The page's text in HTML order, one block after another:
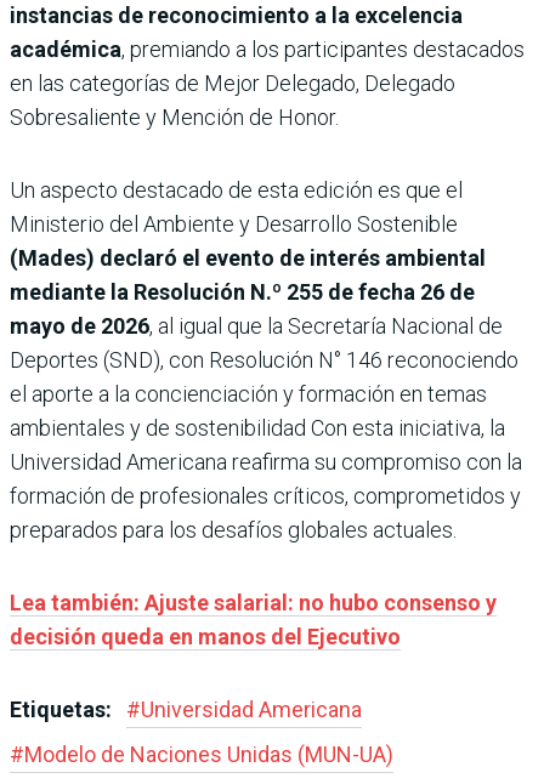
instancias de reconocimiento a la excelencia
académica, premiando a los participantes destacados
en las categorías de Mejor Delegado, Delegado
Sobresaliente y Mención de Honor.
Un aspecto destacado de esta edición es que el
Ministerio del Ambiente y Desarrollo Sostenible
(Mades) declaró el evento de interés ambiental
mediante la Resolución N.º 255 de fecha 26 de
mayo de 2026, al igual que la Secretaría Nacional de
Deportes (SND), con Resolución N° 146 reconociendo
el aporte a la concienciación y formación en temas
ambientales y de sostenibilidad Con esta iniciativa, la
Universidad Americana reafirma su compromiso con la
formación de profesionales críticos, comprometidos y
preparados para los desafíos globales actuales.
Lea también: Ajuste salarial: no hubo consenso y
decisión queda en manos del Ejecutivo
Etiquetas: #Universidad Americana
#Modelo de Naciones Unidas (MUN-UA)